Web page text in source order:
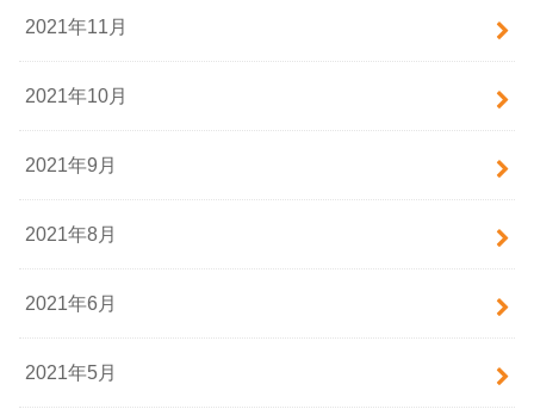
2021年11月
2021年10月
2021年9月
2021年8月
2021年6月
2021年5月